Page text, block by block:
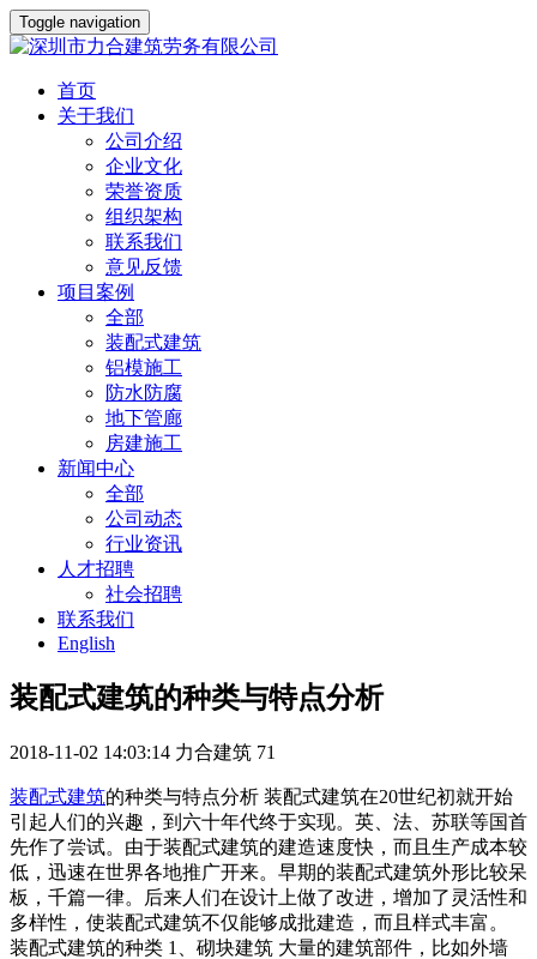
Toggle navigation
首页
关于我们
公司介绍
企业文化
荣誉资质
组织架构
联系我们
意见反馈
项目案例
全部
装配式建筑
铝模施工
防水防腐
地下管廊
房建施工
新闻中心
全部
公司动态
行业资讯
人才招聘
社会招聘
联系我们
English
装配式建筑的种类与特点分析
2018-11-02 14:03:14 力合建筑 71
装配式建筑的种类与特点分析 装配式建筑在20世纪初就开始
引起人们的兴趣，到六十年代终于实现。英、法、苏联等国首
先作了尝试。由于装配式建筑的建造速度快，而且生产成本较
低，迅速在世界各地推广开来。早期的装配式建筑外形比较呆
板，千篇一律。后来人们在设计上做了改进，增加了灵活性和
多样性，使装配式建筑不仅能够成批建造，而且样式丰富。
装配式建筑的种类 1、砌块建筑 大量的建筑部件，比如外墙